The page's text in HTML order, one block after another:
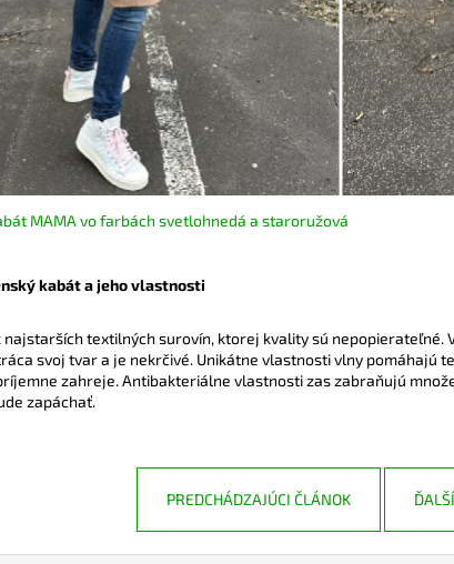
MAMA vo farbách svetlohnedá a staroružová
kabát a jeho vlastnosti
najstarších textilných surovín, ktorej kvality sú nepopierateľné.
svoj tvar a je nekrčivé. Unikátne vlastnosti vlny pomáhajú
zahreje. Antibakteriálne vlastnosti zas zabraňujú
zapáchať.
PREDCHÁDZAJÚCI ČLÁNOK